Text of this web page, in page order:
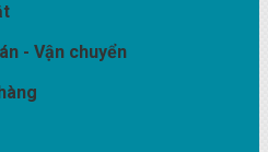
- Vận chuyển